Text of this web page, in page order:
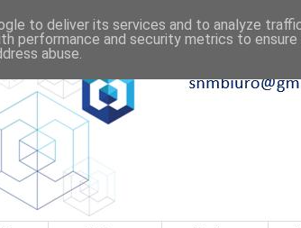
to deliver its services and to analyze
performance and security metrics to
abuse.